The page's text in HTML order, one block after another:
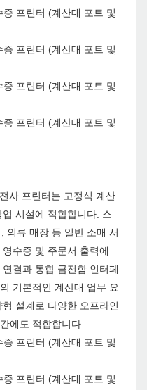
사 프린터는 고정식 계산
시설에 적합합니다. 스
의류 매장 등 일반 소매 서
수증 및 주문서 출력에
결과 통합 금전함 인터페
기본적인 계산대 업무 요
설계로 다양한 오프라인
에도 적합합니다.